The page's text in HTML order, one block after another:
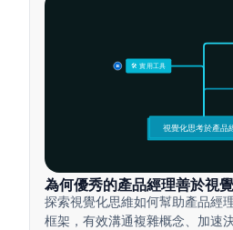
🛠️ 實用工具
15
視覺化思考於產品
為何優秀的產品經理善於視
探索視覺化思維如何幫助產品經
框架，有效溝通複雜概念、加速